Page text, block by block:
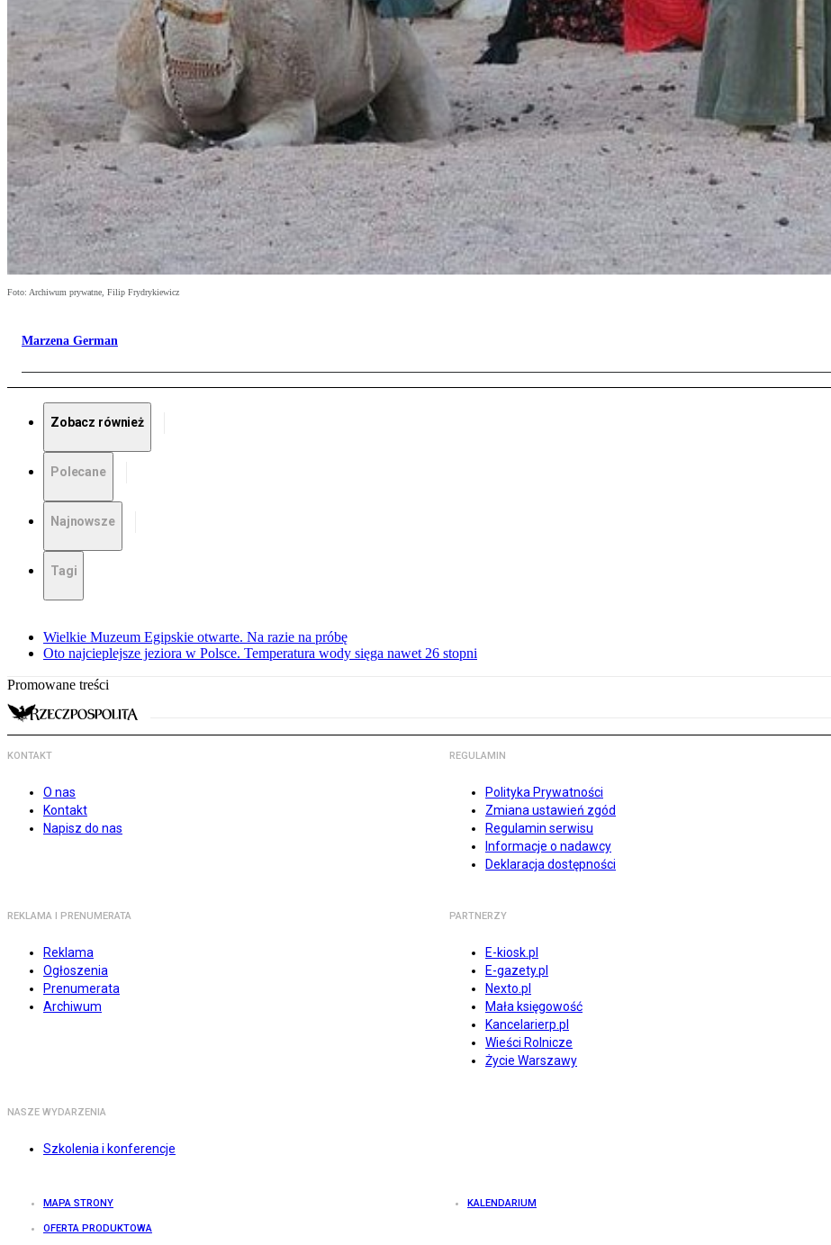
Foto: Archiwum prywatne, Filip Frydrykiewicz
Marzena German
Zobacz również
Polecane
Najnowsze
Tagi
Wielkie Muzeum Egipskie otwarte. Na razie na próbę
Oto najcieplejsze jeziora w Polsce. Temperatura wody sięga nawet 26 stopni
Promowane treści
KONTAKT
O nas
Kontakt
Napisz do nas
REGULAMIN
Polityka Prywatności
Zmiana ustawień zgód
Regulamin serwisu
Informacje o nadawcy
Deklaracja dostępności
REKLAMA I PRENUMERATA
Reklama
Ogłoszenia
Prenumerata
Archiwum
PARTNERZY
E-kiosk.pl
E-gazety.pl
Nexto.pl
Mała księgowość
Kancelarierp.pl
Wieści Rolnicze
Życie Warszawy
NASZE WYDARZENIA
Szkolenia i konferencje
MAPA STRONY KALENDARIUM
OFERTA PRODUKTOWA